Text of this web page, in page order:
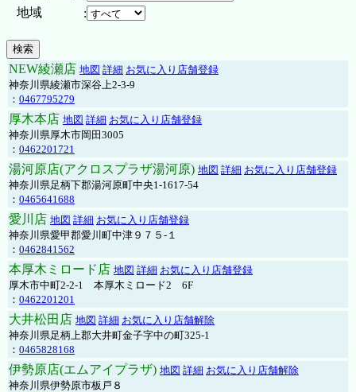
地域
:
NEW綾瀬店 地図 詳細 お気に入り店舗登録
神奈川県綾瀬市深谷上2-3-9
： 0467795279
厚木本店 地図 詳細 お気に入り店舗登録
神奈川県厚木市岡田3005
： 0462201721
湯河原店(アクロスプラザ湯河原) 地図 詳細 お気に入り店舗登録
神奈川県足柄下郡湯河原町中央1-1617-54
： 0465641688
愛川店 地図 詳細 お気に入り店舗登録
神奈川県愛甲郡愛川町中津９７５-１
： 0462841562
本厚木ミロード店 地図 詳細 お気に入り店舗登録
厚木市中町2-2-1 本厚木ミロード2 6F
： 0462201201
大井松田店 地図 詳細 お気に入り店舗解除
神奈川県足柄上郡大井町金子字中の町325-1
： 0465828168
伊勢原店(エムアイプラザ) 地図 詳細 お気に入り店舗解除
神奈川県伊勢原市板戸８